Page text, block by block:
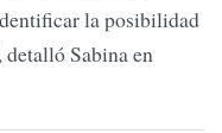
la posibilidad
Sabina en